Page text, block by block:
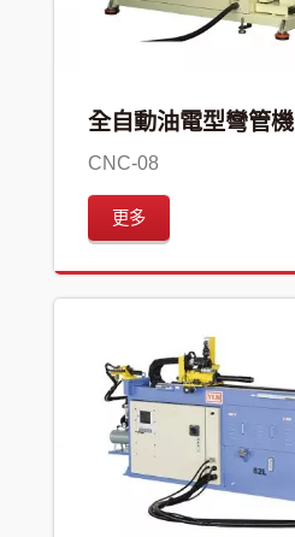
全自動油電型彎管機
CNC-08
更多